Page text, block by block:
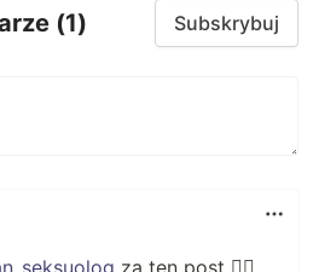
(1) Subskrybuj